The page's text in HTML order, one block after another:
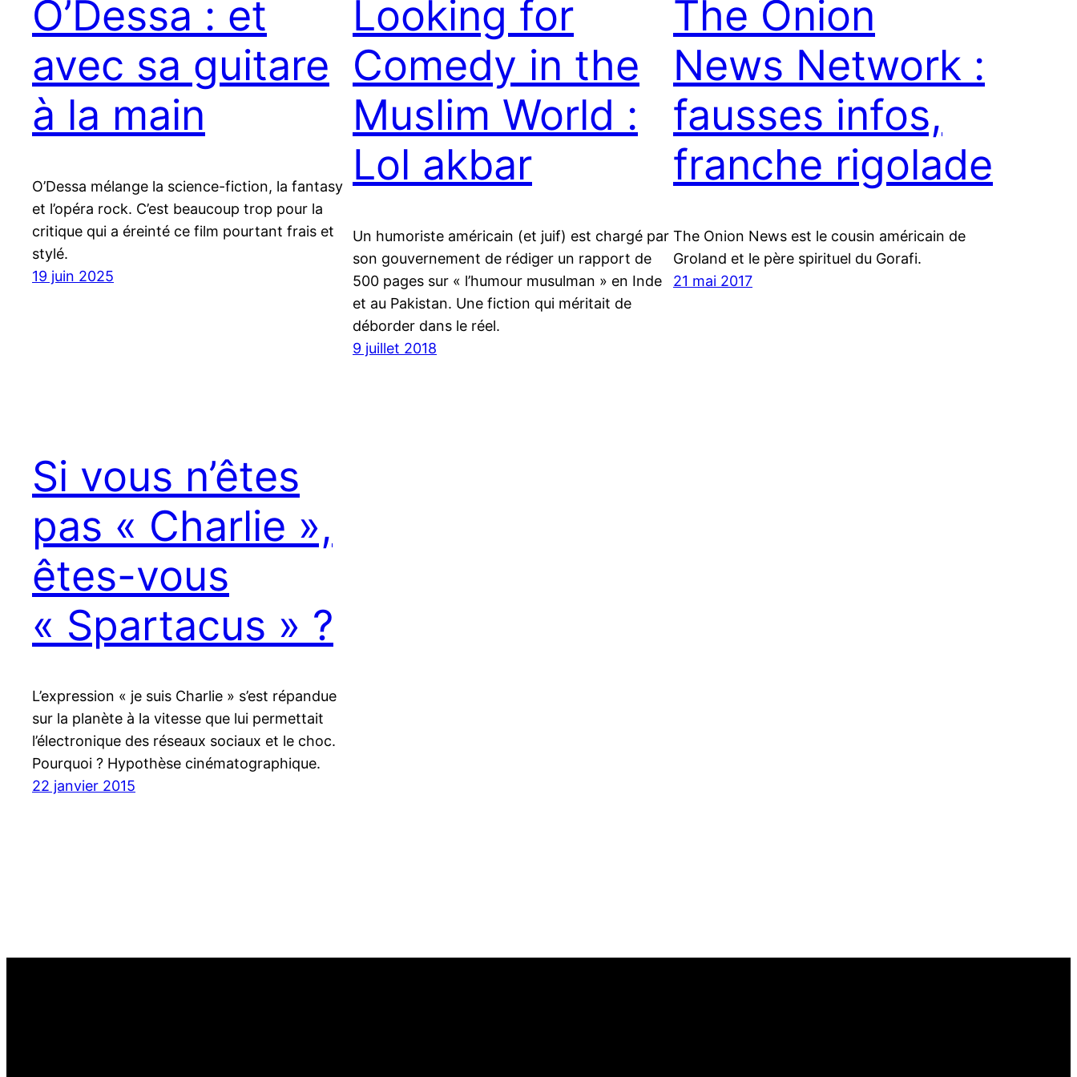
O’Dessa : et
avec sa guitare
à la main
O’Dessa mélange la science-fiction, la fantasy
et l’opéra rock. C’est beaucoup trop pour la
critique qui a éreinté ce film pourtant frais et
stylé.
19 juin 2025
Looking for
Comedy in the
Muslim World :
Lol akbar
Un humoriste américain (et juif) est chargé par
son gouvernement de rédiger un rapport de
500 pages sur « l’humour musulman » en Inde
et au Pakistan. Une fiction qui méritait de
déborder dans le réel.
9 juillet 2018
The Onion
News Network :
fausses infos,
franche rigolade
The Onion News est le cousin américain de
Groland et le père spirituel du Gorafi.
21 mai 2017
Si vous n’êtes
pas « Charlie »,
êtes-vous
« Spartacus » ?
L’expression « je suis Charlie » s’est répandue
sur la planète à la vitesse que lui permettait
l’électronique des réseaux sociaux et le choc.
Pourquoi ? Hypothèse cinématographique.
22 janvier 2015